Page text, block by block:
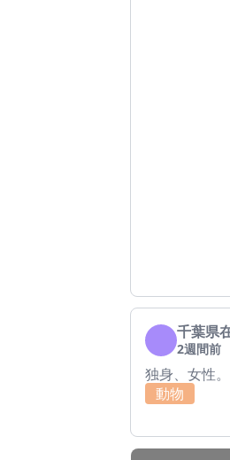
千葉県
2週間前
独身、女性
動物